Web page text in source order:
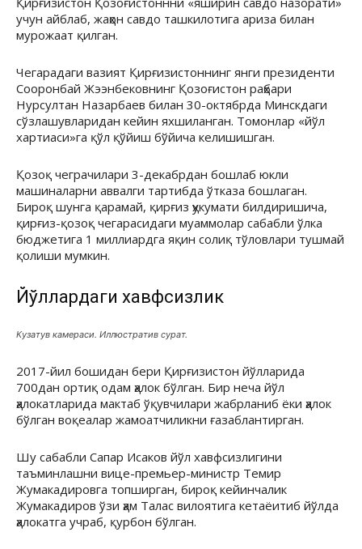
учун айблаб, жаҳон савдо ташкилотига ариза билан
мурожаат қилган.
Чегарадаги вазият Қирғизистоннинг янги президенти
Сооронбай Жээнбековнинг Қозоғистон раҳбари
Нурсултан Назарбаев билан 30-октябрда Минскдаги
сўзлашувларидан кейин яхшиланган. Томонлар «йўл
хартиаси»га қўл қўйиш бўйича келишишган.
Қозоқ чеграчилари 3-декабрдан бошлаб юкли
машиналарни аввалги тартибда ўтказа бошлаган.
Бироқ шунга қарамай, қирғиз ҳукумати билдиришича,
қирғиз-қозоқ чегарасидаги муаммолар сабабли ўлка
бюджетига 1 миллиардга яқин солиқ тўловлари тушмай
қолиши мумкин.
Йўллардаги хавфсизлик
Кузатув камераси. Иллюстратив сурат.
2017-йил бошидан бери Қирғизистон йўлларида
700дан ортиқ одам ҳалок бўлган. Бир неча йўл
ҳалокатларида мактаб ўқувчилари жабрланиб ёки ҳалок
бўлган воқеалар жамоатчиликни ғазаблантирган.
Шу сабабли Сапар Исаков йўл хавфсизлигини
таъминлашни вице-премьер-министр Темир
Жумакадировга топширган, бироқ кейинчалик
Жумакадиров ўзи ҳам Талас вилоятига кетаёитиб йўлда
ҳалокатга учраб, қурбон бўлган.